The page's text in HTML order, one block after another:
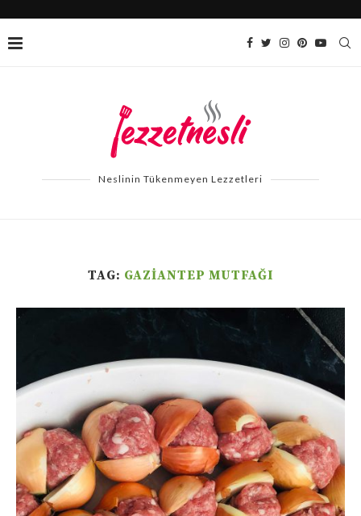
Neslinin Tükenmeyen Lezzetleri
TAG: GAZIANTEP MUTFAĞI